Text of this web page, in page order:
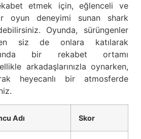
etmek için, eğlenceli ve
oyun deneyimi sunan shark
Oyunda, sürüngenler
siz de onlara katılarak
bir rekabet ortamı
arkadaşlarınızla oynarken,
heyecanlı bir atmosferde
Adı Skor